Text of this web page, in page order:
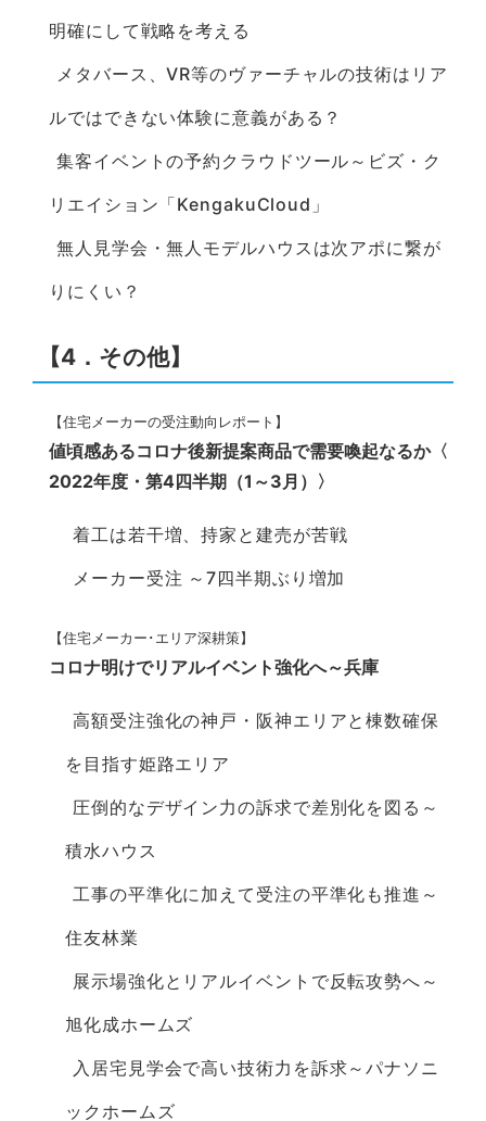
明確にして戦略を考える
メタバース、VR等のヴァーチャルの技術はリア
ルではできない体験に意義がある？
集客イベントの予約クラウドツール～ビズ・ク
リエイション「KengakuCloud」
無人見学会・無人モデルハウスは次アポに繋が
りにくい？
【4．その他】
【住宅メーカーの受注動向レポート】
値頃感あるコロナ後新提案商品で需要喚起なるか〈
2022年度・第4四半期（1～3月）〉
着工は若干増、持家と建売が苦戦
メーカー受注 ～7四半期ぶり増加
【住宅メーカー･エリア深耕策】
コロナ明けでリアルイベント強化へ～兵庫
高額受注強化の神戸・阪神エリアと棟数確保
を目指す姫路エリア
圧倒的なデザイン力の訴求で差別化を図る～
積水ハウス
工事の平準化に加えて受注の平準化も推進～
住友林業
展示場強化とリアルイベントで反転攻勢へ～
旭化成ホームズ
入居宅見学会で高い技術力を訴求～パナソニ
ックホームズ